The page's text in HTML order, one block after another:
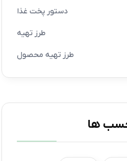
دستور پخت غذا
طرز تهیه
طرز تهیه محصول
ها